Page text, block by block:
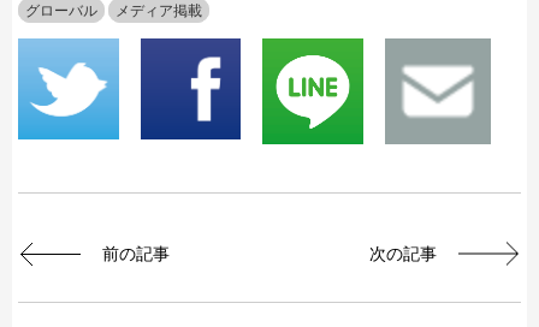
グローバル メディア掲載
前の記事 次の記事